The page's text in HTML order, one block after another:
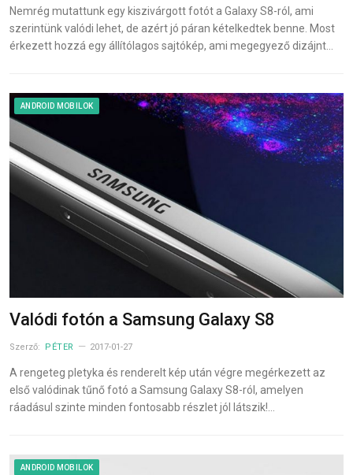
Nemrég mutattunk egy kiszivárgott fotót a Galaxy S8-ról, ami
szerintünk valódi lehet, de azért jó páran kételkedtek benne. Most
érkezett hozzá egy állítólagos sajtókép, ami megegyező dizájnt…
ANDROID MOBILOK
Valódi fotón a Samsung Galaxy S8
Szerző: PÉTER 2017-01-27
A rengeteg pletyka és renderelt kép után végre megérkezett az
első valódinak tűnő fotó a Samsung Galaxy S8-ról, amelyen
ráadásul szinte minden fontosabb részlet jól látszik!…
ANDROID MOBILOK